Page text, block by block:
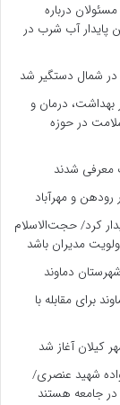
درباره
پایدار آب شرب در
در شمال دستگیر شد
بهداشت، درمان و
در حوزه
کرد/ حجت‌الاسلام
مدیران باشد
برای مقابله با
کیلان آغاز شد
شهید عنصری/
جامعه هستند